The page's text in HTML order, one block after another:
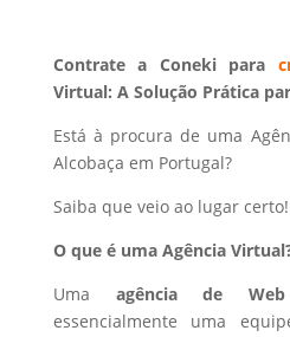
Contrate a Coneki para
Virtual: A Solução Prática
Está à procura de uma
Alcobaça em Portugal?
Saiba que veio ao lugar certo!
O que é uma Agência
Uma agência de
essencialmente uma